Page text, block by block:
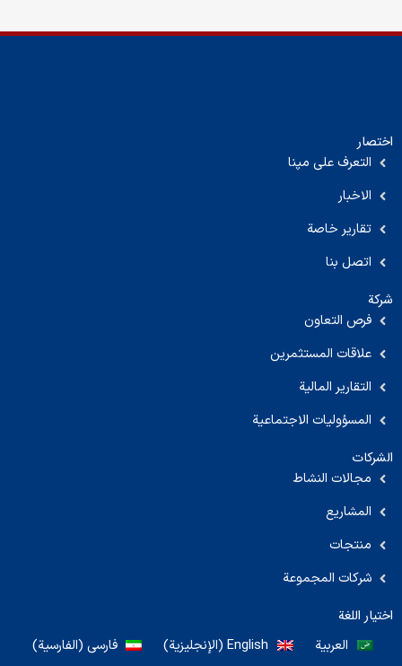
اختصار
التعرف على مپنا
الاخبار
تقارير خاصة
اتصل بنا
شركة
فرص التعاون
علاقات المستثمرين
التقارير المالية
المسؤوليات الاجتماعية
الشركات
مجالات النشاط
المشاريع
منتجات
شركات المجموعة
اختيار اللغة
العربية English
(الإنجليزية) فارسی (الفارسية)